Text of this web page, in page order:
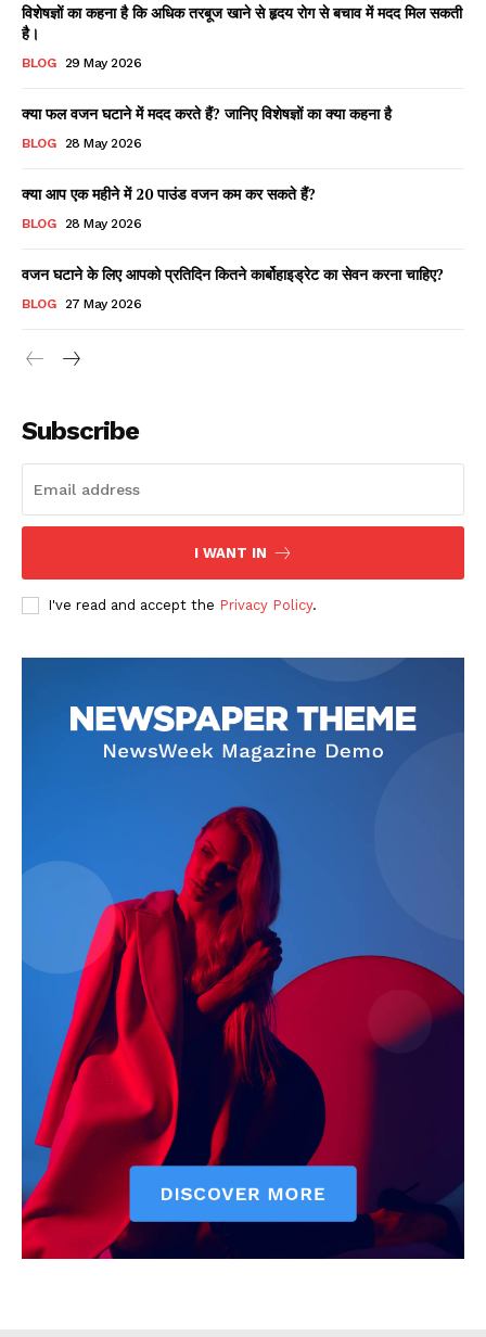
विशेषज्ञों का कहना है कि अधिक तरबूज खाने से हृदय रोग से बचाव में मदद मिल सकती
है।
BLOG 29 May 2026
क्या फल वजन घटाने में मदद करते हैं? जानिए विशेषज्ञों का क्या कहना है
BLOG 28 May 2026
क्या आप एक महीने में 20 पाउंड वजन कम कर सकते हैं?
BLOG 28 May 2026
वजन घटाने के लिए आपको प्रतिदिन कितने कार्बोहाइड्रेट का सेवन करना चाहिए?
BLOG 27 May 2026
Subscribe
I WANT IN
I've read and accept the Privacy Policy.